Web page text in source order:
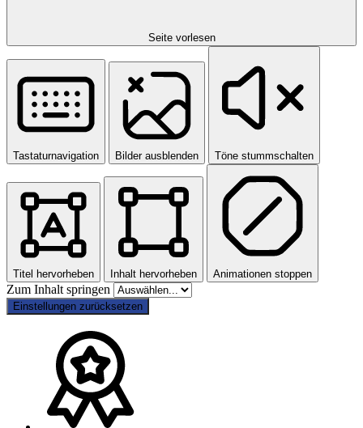
Seite vorlesen
Tastaturnavigation Bilder ausblenden Töne stummschalten
Titel hervorheben Inhalt hervorheben Animationen stoppen
Zum Inhalt springen
Einstellungen zurücksetzen